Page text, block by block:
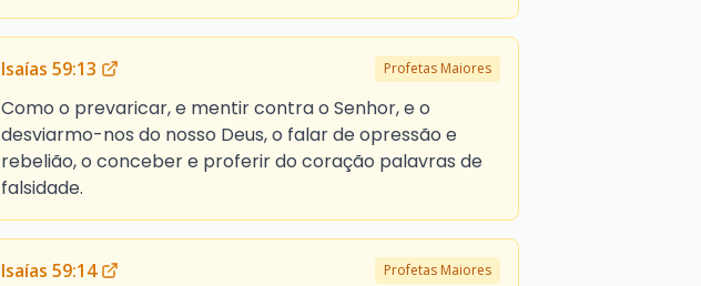
Isaías 59:13 Profetas Maiores
Como o prevaricar, e mentir contra o Senhor, e o
desviarmo-nos do nosso Deus, o falar de opressão e
rebelião, o conceber e proferir do coração palavras de
falsidade.
Isaías 59:14 Profetas Maiores